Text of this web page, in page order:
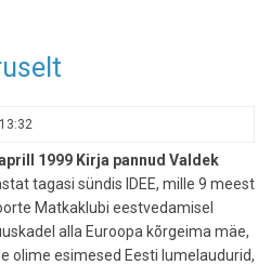
1999 Kirja pannud Valdek
tagasi sündis IDEE, mille 9 meest
Matkaklubi eestvedamisel
alla Euroopa kõrgeima mäe,
olime esimesed Eesti lumelaudurid,